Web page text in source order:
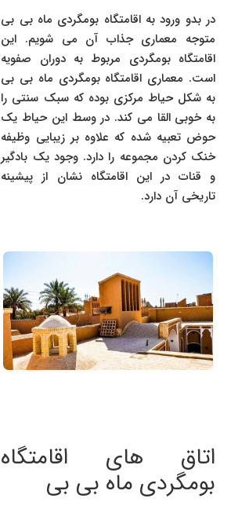
در بدو ورود به اقامتگاه بومگردی ماه بی بی
متوجه معماری جذاب آن می شویم. این
اقامتگاه بومگردی مربوط به دوران صفویه
است. معماری اقامتگاه بومگردی ماه بی بی
به شکل حیاط مرکزی بوده که سبک سنتی را
به خوبی القا می کند. در وسط این حیاط یک
حوض تعبیه شده که علاوه بر زیبایی وظیفه
خنک کردن مجموعه را دارد. وجود یک بادگیر
و قنات در این اقامتگاه نشان از پیشینه
تاریخی آن دارد.
اتاق های اقامتگاه
بومگردی ماه بی بی